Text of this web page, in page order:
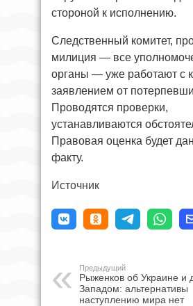
стороной к исполнению.
Следственный комитет,
милиция — все
органы — уже работают с
заявлением от
Проводятся проверки,
устанавливаются
Правовая оценка будет
факту.
Источник
Предыдущий
Рыженков об Украине и
Западом: альтернативы
наступлению мира нет